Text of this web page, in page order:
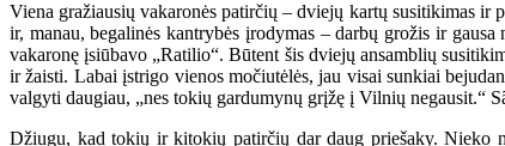
Viena gražiausių vakaronės patirčių – dviejų kartų susitikimas ir
ir, manau, begalinės kantrybės įrodymas – darbų grožis ir
vakaronę įsiūbavo „Ratilio“. Būtent šis dviejų ansamblių
ir žaisti. Labai įstrigo vienos močiutėlės, jau visai sunkiai
valgyti daugiau, „nes tokių gardumynų grįžę į Vilnių negausit.“
Džiugu, kad tokių ir kitokių patirčių dar daug priešaky. Nieko